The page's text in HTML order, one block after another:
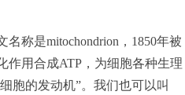
称是mitochondrion，1850年被
作用合成ATP，为细胞各种生理
胞的发动机”。我们也可以叫